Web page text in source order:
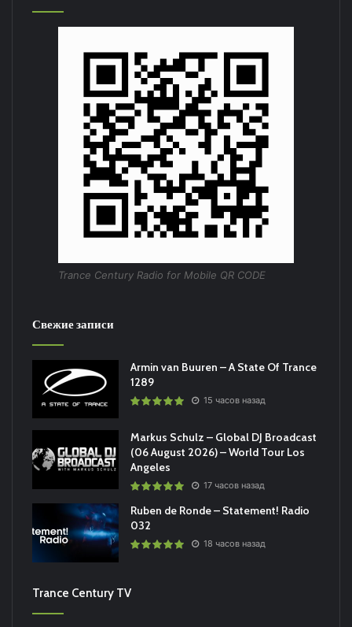
Trance Century Radio for Mobile QR CODE
Свежие записи
Armin van Buuren – A State Of Trance
1289
15 часов назад
Markus Schulz – Global DJ Broadcast
(06 August 2026) – World Tour Los
Angeles
17 часов назад
Ruben de Ronde – Statement! Radio
032
18 часов назад
Trance Century TV